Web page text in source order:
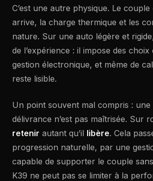
C’est une autre physique. Le
arrive, la charge thermique et les
nature. Sur une auto légère et
de l’expérience : il impose des
gestion électronique, et même de
reste lisible.
Un point souvent mal compris :
délivrance n’est pas maîtrisée. Sur
retenir autant qu’il libère. Cela
progression naturelle, par une
capable de supporter le couple
K39 ne peut pas se limiter à la